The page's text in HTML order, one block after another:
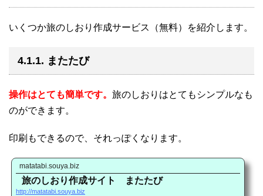
いくつか旅のしおり作成サービス（無料）を紹介します。
4.1.1. またたび
操作はとても簡単です。 旅のしおりはとてもシンプルなも
のができます。
印刷もできるので、それっぽくなります。
matatabi.souya.biz
旅のしおり作成サイト またたび
http://matatabi.souya.biz